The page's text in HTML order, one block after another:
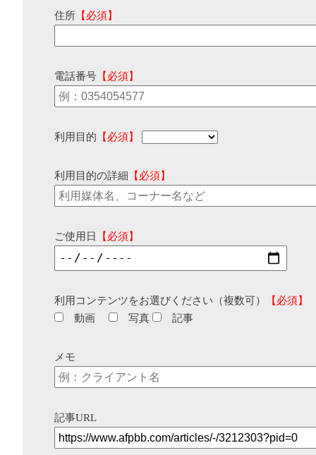
住所 【必須】
電話番号 【必須】
利用目的 【必須】
利用目的の詳細 【必須】
ご使用日 【必須】
利用コンテンツをお選びください（複数可）
【必須】
動画
写真 記事
メモ
記事URL